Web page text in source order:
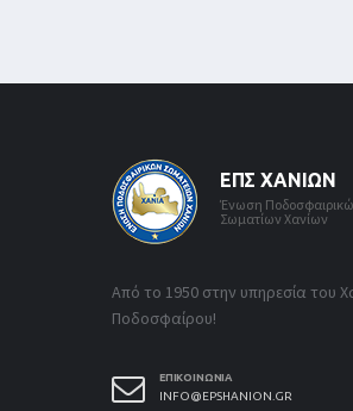
ΕΠΣ ΧΑΝΊΩΝ
Ένωση
Σωματίων Χανίων
Από το 1950 στην υπηρεσία του
Ποδοσφαίρου!
ΕΠΙΚΟΙΝΩΝΊΑ
INFO@EPSHANION.GR